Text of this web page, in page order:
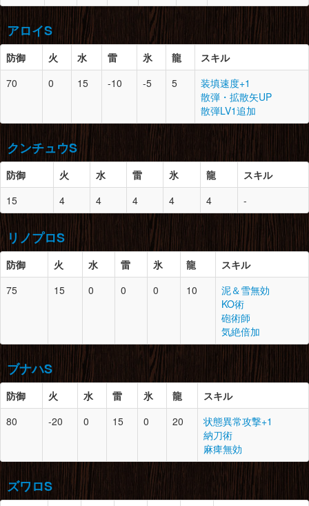
脚
11 1
カブレライト鉱石×2
マカライト鉱石×2
鉄鉱石×5
カブレライト鉱石×2
ジャギィの上鱗×2
大地の結晶×2
竜骨【大】×2
13
上質な毛皮×2
なぞの頭骨×1
暖かい毛皮×5
ドラグライト鉱石×5
脚
13 1
カブレライト鉱石×1
暖かい毛皮×2
氷結晶×3
大地の結晶×2
頭
13 0
上質な鳥竜骨×2
竜骨【小】×3
なぞの頭骨×3
胴
13
堅牢な骨×1
竜骨【小】×5
とがった牙×5
上質な鳥竜骨×2
竜骨【大】×1
とがった牙×5
腰
13 0
堅牢な骨×1
竜骨【中】×2
なぞの骨×10
脚
13 0
上質な鳥竜骨×2
竜骨【小】×3
上竜骨×2
アロイS
防御 火 水 雷 氷 龍
スキル
70
0 15 -10 -5 5
装填速度+1
散弾・拡散矢UP
散弾LV1追加
頭
14 0
カブレライト鉱石×1
レビテライト鉱石×1
ドラグライト鉱石×5
氷結晶×3
胴
14 0
カブレライト鉱石×2
レビテライト鉱石×2
マカライト鉱石×7
鉄鉱石×10
腕
14 0
カブレライト鉱石×3
レビテライト鉱石×2
マカライト鉱石×7
大地の結晶×7
カブレライト鉱石×2
レビテライト鉱石×1
ドラグライト鉱石×5
氷結晶×5
脚
14 0
カブレライト鉱石×3
レビテライト鉱石×3
紅蓮石×3
クンチュウS
防御 火 水 雷 氷 龍
スキル
15
4 4 4 4 4 -
防御 スロット
必要素材
頭
- 0
-
胴
-
腕
-
腰
-
リノプロS
防御 火 水 雷 氷 龍
スキル
75
15 0 0 0 10
泥＆雪無効
KO術
砲術師
気絶倍加
頭
15 1
草食竜の堅殻×3
草食竜の頭殻×1
氷結晶×3
胴
15 1
草食竜の堅殻×1
草食竜の頭殻×1
カブレライト鉱石×2
草食竜の堅殻×3
竜骨【中】×4
氷結晶×3
腰
15 1
草食竜の堅殻×1
ブナハS
防御 火 水 雷 氷 龍
スキル
80
-20 0 15 0 20
状態異常攻撃+1
納刀術
麻痺無効
頭
16 1
飛甲虫の堅殻×2
飛甲虫の降格×3
甲虫の腹袋×2
ドスヘラクレス×2
ズワロS